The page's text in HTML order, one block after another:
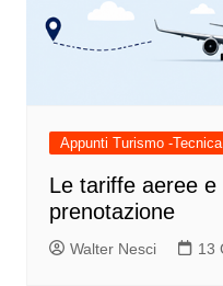
Appunti Turismo -
Le tariffe aeree e
prenotazione
Walter Nesci 13